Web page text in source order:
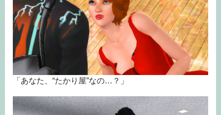
「あなた、“たかり屋”なの…？」